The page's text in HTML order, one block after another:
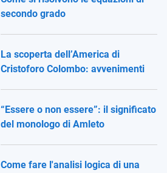
secondo grado
La scoperta dell’America di
Cristoforo Colombo: avvenimenti
“Essere o non essere”: il significato
del monologo di Amleto
Come fare l'analisi logica di una